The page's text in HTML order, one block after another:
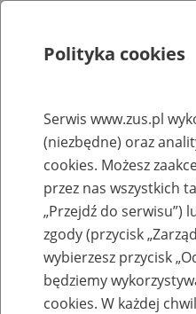
Rejestry, ewidencje i archiwa
Baza
Nazwa zakładu pracy:
Polityka cookies
Serwis www.zus.pl
(niezbędne) oraz
cookies. Możesz
przez nas wszystkich
„Przejdź do serwisu”)
zgody (przycisk
wybierzesz przycisk
będziemy
cookies. W każdej